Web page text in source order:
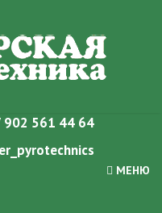
МЕНЮ
902 561 44 64